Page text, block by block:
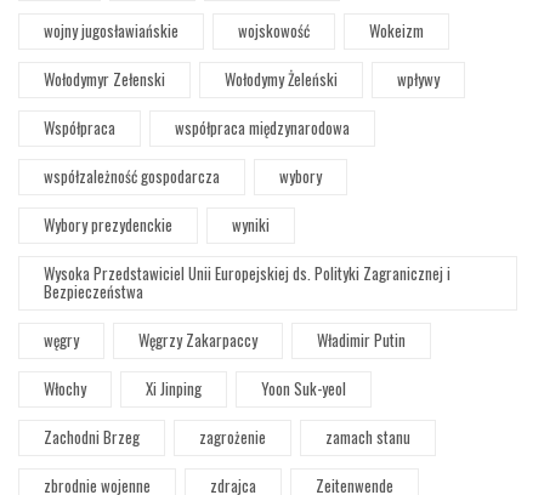
wojny jugosławiańskie
wojskowość
Wokeizm
Wołodymyr Zełenski
Wołodymy Żeleński
wpływy
Współpraca
współpraca międzynarodowa
współzależność gospodarcza
wybory
Wybory prezydenckie
wyniki
Wysoka Przedstawiciel Unii Europejskiej ds. Polityki Zagranicznej i
Bezpieczeństwa
węgry
Węgrzy Zakarpaccy
Władimir Putin
Włochy
Xi Jinping
Yoon Suk-yeol
Zachodni Brzeg
zagrożenie
zamach stanu
zbrodnie wojenne
zdrajca
Zeitenwende